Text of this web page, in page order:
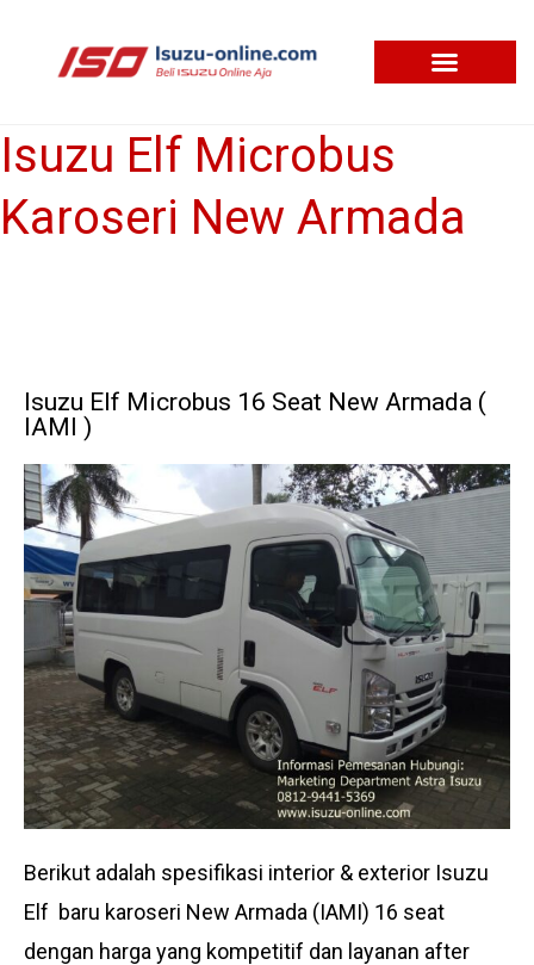
Isuzu Elf Microbus
Karoseri New Armada
Isuzu Elf Microbus 16 Seat New Armada (
IAMI )
Berikut adalah spesifikasi interior & exterior Isuzu
Elf baru karoseri New Armada (IAMI) 16 seat
dengan harga yang kompetitif dan layanan after
Isuzu
Elf
Microbus